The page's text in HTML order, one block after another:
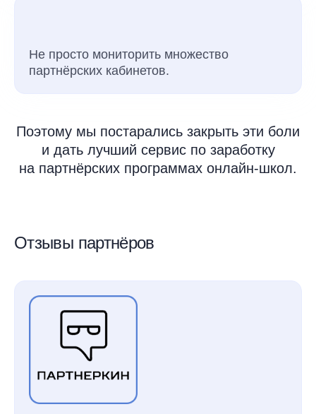
Не просто мониторить множество
партнёрских кабинетов.
Поэтому мы постарались закрыть эти боли
и дать лучший сервис по заработку
на партнёрских программах онлайн-школ.
Отзывы партнёров